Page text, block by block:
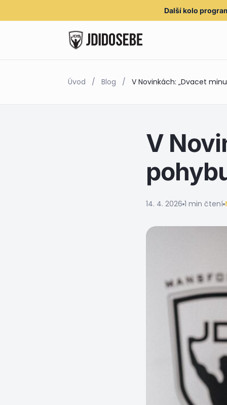
Další kolo
Úvod / Blog / V Novinkách: „Dvacet
V
14. 4. 2026 1 min čtení